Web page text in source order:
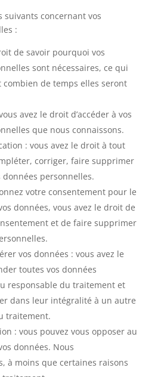
suivants concernant vos
:
de savoir pourquoi vos
sont nécessaires, ce qui
de temps elles seront
avez le droit d’accéder à vos
que nous connaissons.
: vous avez le droit à tout
corriger, faire supprimer
personnelles.
votre consentement pour le
données, vous avez le droit de
et de faire supprimer
vos données : vous avez le
toutes vos données
responsable du traitement et
dans leur intégralité à un autre
traitement.
: vous pouvez vous opposer au
données. Nous
à moins que certaines raisons